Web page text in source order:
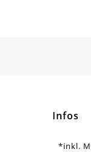
Infos
*inkl.